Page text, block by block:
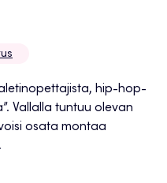
hip-hop-
Vallalla tuntuu olevan
osata montaa